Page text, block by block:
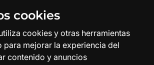
cookies
cookies y otras herramientas
para mejorar la experiencia del
contenido y anuncios